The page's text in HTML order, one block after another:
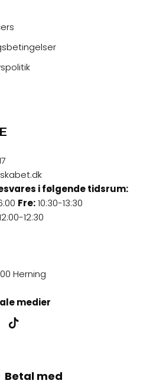
i følgende tidsrum:
Fre:10:30-13:30
12:30
Herning
medier
Betal med